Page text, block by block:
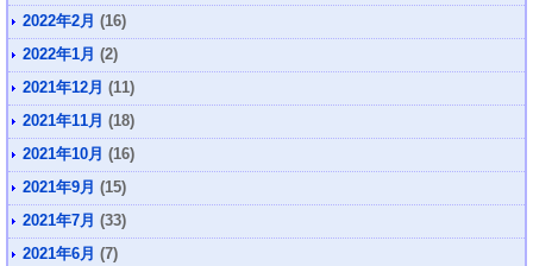
2022年2月 (16)
2022年1月 (2)
2021年12月 (11)
2021年11月 (18)
2021年10月 (16)
2021年9月 (15)
2021年7月 (33)
2021年6月 (7)